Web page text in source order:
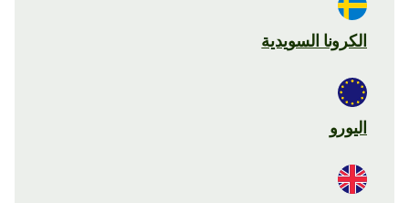
الكرونا السويدية
اليورو